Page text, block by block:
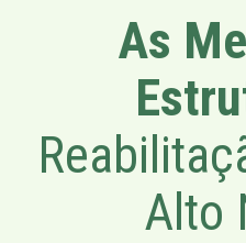
As
Alto